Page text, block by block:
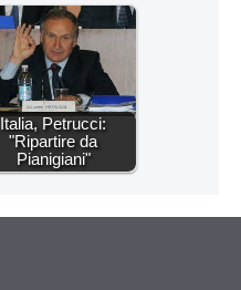
Italia, Petrucci:
"Ripartire da
Pianigiani"